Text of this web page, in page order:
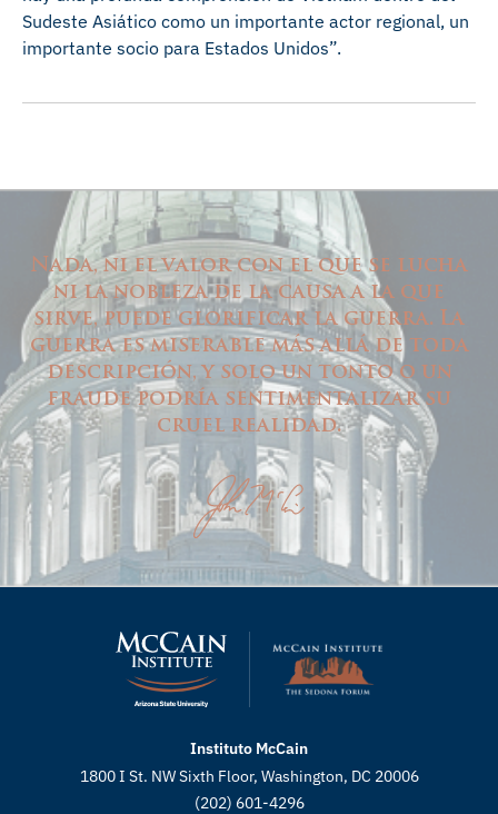
Sudeste Asiático como un importante actor regional, un
importante socio para Estados Unidos”.
Nada, ni el valor con el que se lucha
ni la nobleza de la causa a la que
sirve, puede glorificar la guerra. La
guerra es miserable más allá de toda
descripción, y solo un tonto o un
fraude podría sentimentalizar su
cruel realidad.
Instituto McCain
1800 I St. NW Sixth Floor, Washington, DC 20006
(202) 601-4296